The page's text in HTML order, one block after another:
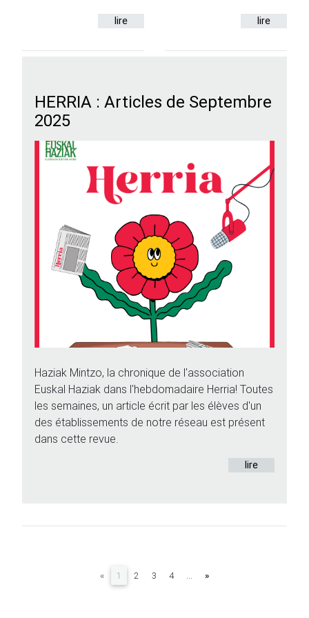
lire lire
HERRIA : Articles de Septembre
2025
Haziak Mintzo, la chronique de l'association
Euskal Haziak dans l'hebdomadaire Herria! Toutes
les semaines, un article écrit par les élèves d'un
des établissements de notre réseau est présent
dans cette revue.
lire
« 1 (current)
2 3 4 ... »